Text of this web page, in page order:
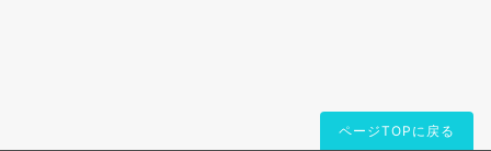
ページTOPに戻る